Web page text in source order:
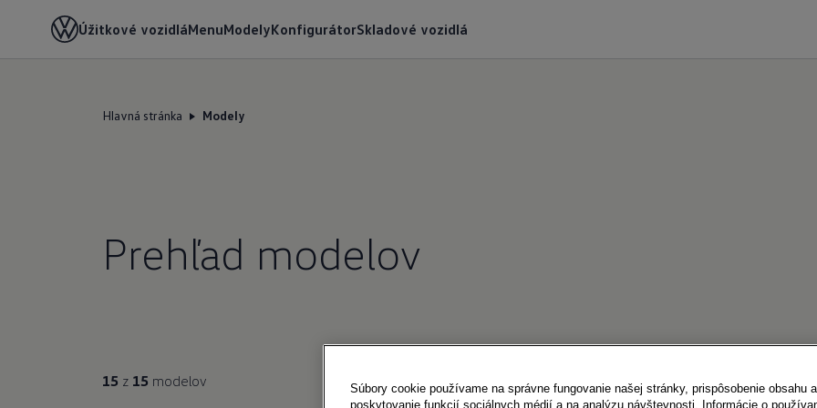
Úžitkové vozidláMenuModelyKonfigurátorSkladové vozidlá
Hlavná stránka Modely
Prehľad modelov
15 z 15 modelov
Súbory cookie používame na správne fungovanie našej stránky, prispôsobenie obsahu a
poskytovanie funkcií sociálnych médií a na analýzu návštevnosti. Informácie o